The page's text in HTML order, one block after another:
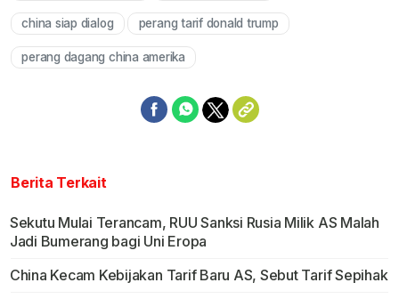
china siap dialog perang tarif donald trump
perang dagang china amerika
Berita Terkait
Sekutu Mulai Terancam, RUU Sanksi Rusia Milik AS Malah
Jadi Bumerang bagi Uni Eropa
China Kecam Kebijakan Tarif Baru AS, Sebut Tarif Sepihak